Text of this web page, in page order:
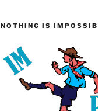
NOTHING IS